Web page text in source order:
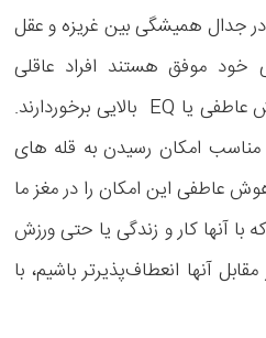
جدال همیشگی بین غریزه و عقل
خود موفق هستند افراد عاقلی
هستند و بدون شک از هوش عاطفی یا EQ بالایی برخوردارند.
امکان رسیدن به قله های
عاطفی این امکان را در مغز ما
با آنها کار و زندگی یا حتی ورزش
آنها انعطاف‌پذیرتر باشیم، با